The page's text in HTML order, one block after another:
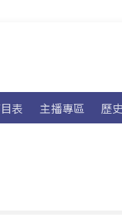
表 主播專區 歷